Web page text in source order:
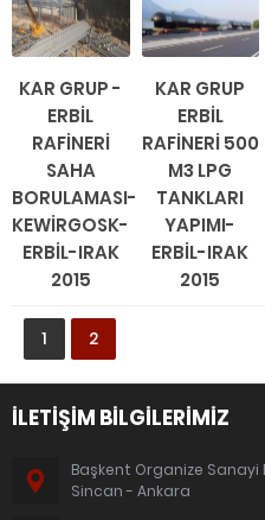
KAR GRUP -
ERBİL
RAFİNERİ
SAHA
BORULAMASI-
KEWİRGOSK-
ERBİL-IRAK
2015
KAR GRUP
ERBİL
RAFİNERİ 500
M3 LPG
TANKLARI
YAPIMI-
ERBİL-IRAK
2015
1 2
İLETİŞİM BİLGİLERİMİZ
Başkent Organize Sanayi
Sincan - Ankara